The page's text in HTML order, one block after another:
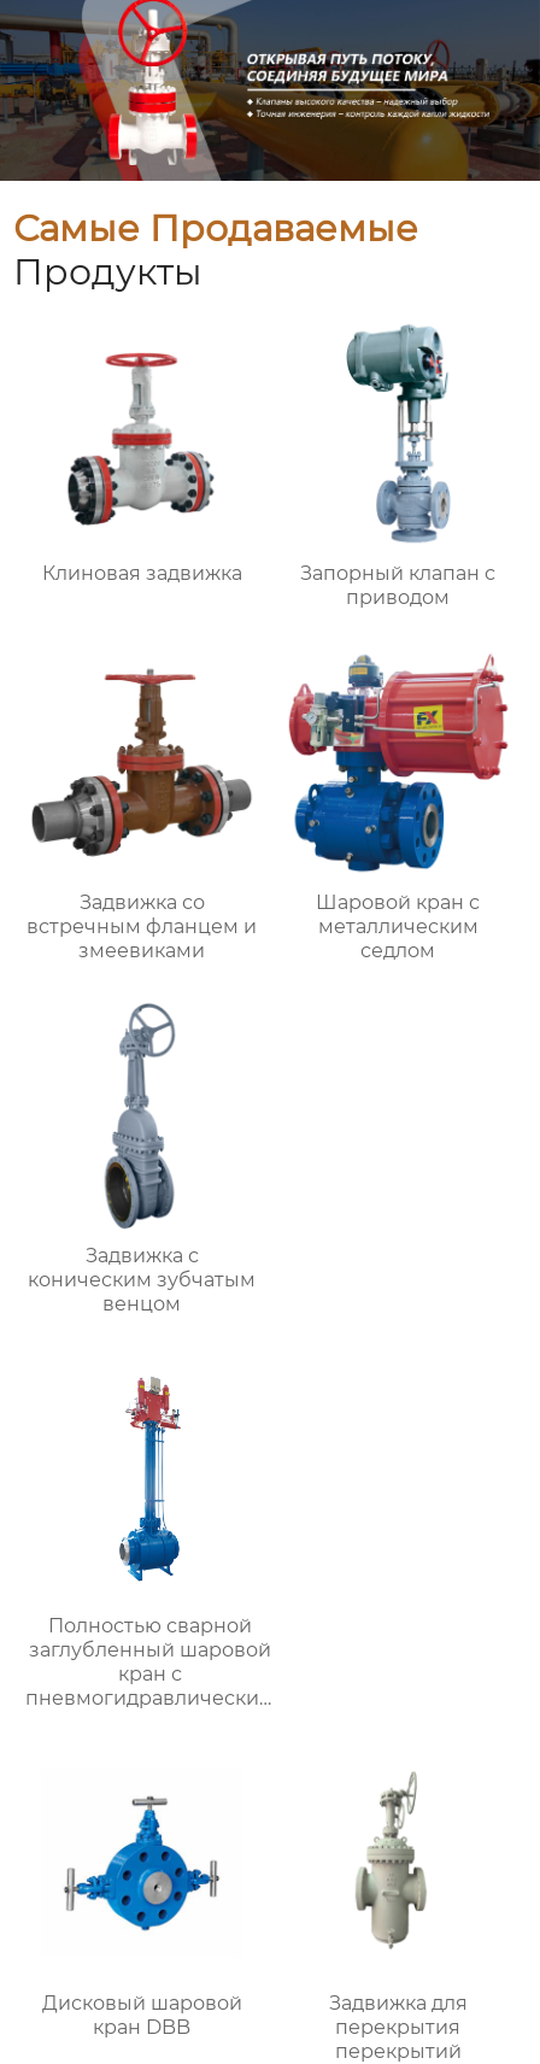
Самые Продаваемые
Продукты
Клиновая задвижка
Запорный клапан с
приводом
Задвижка со
встречным фланцем и
змеевиками
Шаровой кран с
металлическим
седлом
Задвижка с
коническим зубчатым
венцом
Полностью сварной
заглубленный шаровой
кран с
пневмогидравлическим
Дисковый шаровой
кран DBB
Задвижка для
перекрытия
перекрытий